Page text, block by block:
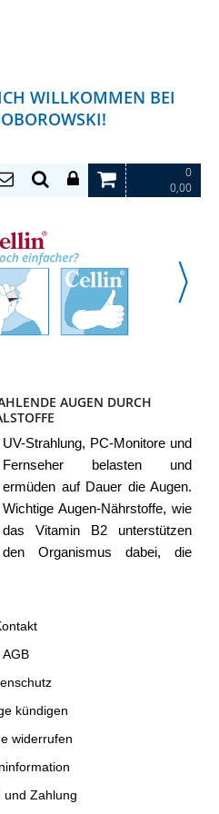
WILLKOMMEN BEI
0
0,00
AUGEN DURCH
UV-Strahlung, PC-Monitore und
Fernseher belasten und
ermüden auf Dauer die Augen.
Wichtige Augen-Nährstoffe, wie
das Vitamin B2 unterstützen
den Organismus dabei, die
AGB
kündigen
widerrufen
und Zahlung